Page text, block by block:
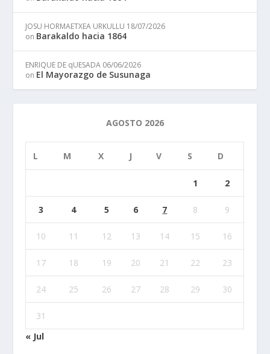
JOSU HORMAETXEA URKULLU 18/07/2026
on Barakaldo hacia 1864
ENRIQUE DE qUESADA 06/06/2026
on El Mayorazgo de Susunaga
AGOSTO 2026
L M X J V S D
1 2
3 4 5 6 7 8 9
10 11 12 13 14 15 16
17 18 19 20 21 22 23
24 25 26 27 28 29 30
31
« Jul